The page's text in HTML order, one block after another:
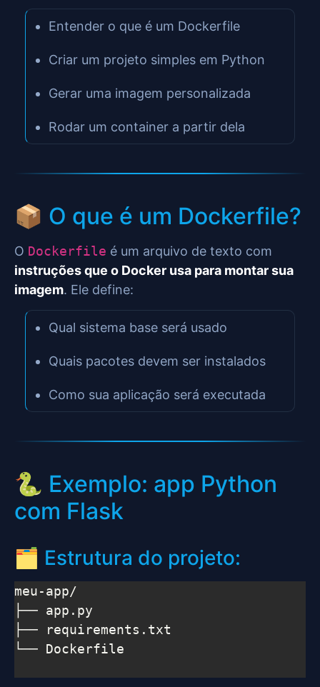
Entender o que é um Dockerfile
Criar um projeto simples em Python
Gerar uma imagem personalizada
Rodar um container a partir dela
📦 O que é um Dockerfile?
O Dockerfile é um arquivo de texto com
instruções que o Docker usa para montar sua
imagem. Ele define:
Qual sistema base será usado
Quais pacotes devem ser instalados
Como sua aplicação será executada
🐍 Exemplo: app Python
com Flask
🗂️ Estrutura do projeto:
meu-app/
├── app.py
├── requirements.txt
└── Dockerfile